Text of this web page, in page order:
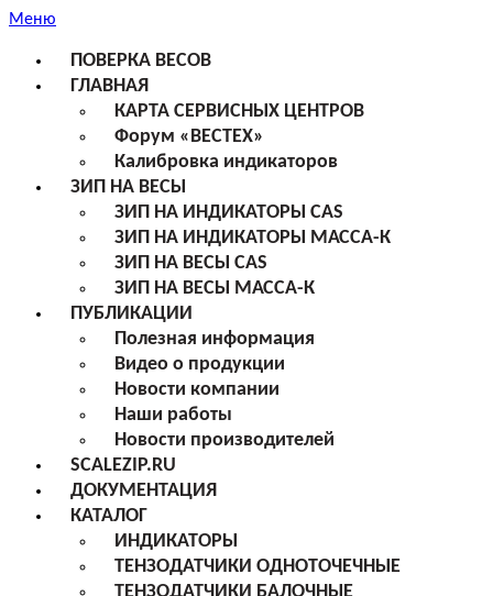
Меню
ПОВЕРКА ВЕСОВ
ГЛАВНАЯ
КАРТА СЕРВИСНЫХ ЦЕНТРОВ
Форум «ВЕСТЕХ»
Калибровка индикаторов
ЗИП НА ВЕСЫ
ЗИП НА ИНДИКАТОРЫ CAS
ЗИП НА ИНДИКАТОРЫ МАССА-К
ЗИП НА ВЕСЫ CAS
ЗИП НА ВЕСЫ МАССА-К
ПУБЛИКАЦИИ
Полезная информация
Видео о продукции
Новости компании
Наши работы
Новости производителей
SCALEZIP.RU
ДОКУМЕНТАЦИЯ
КАТАЛОГ
ИНДИКАТОРЫ
ТЕНЗОДАТЧИКИ ОДНОТОЧЕЧНЫЕ